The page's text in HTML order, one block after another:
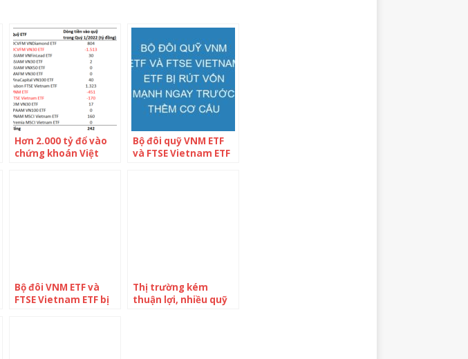
Hơn 2.000 tỷ đổ vào
chứng khoán Việt
Bộ đôi quỹ VNM ETF
và FTSE Vietnam ETF
Bộ đôi VNM ETF và
FTSE Vietnam ETF bị
Thị trường kém
thuận lợi, nhiều quỹ